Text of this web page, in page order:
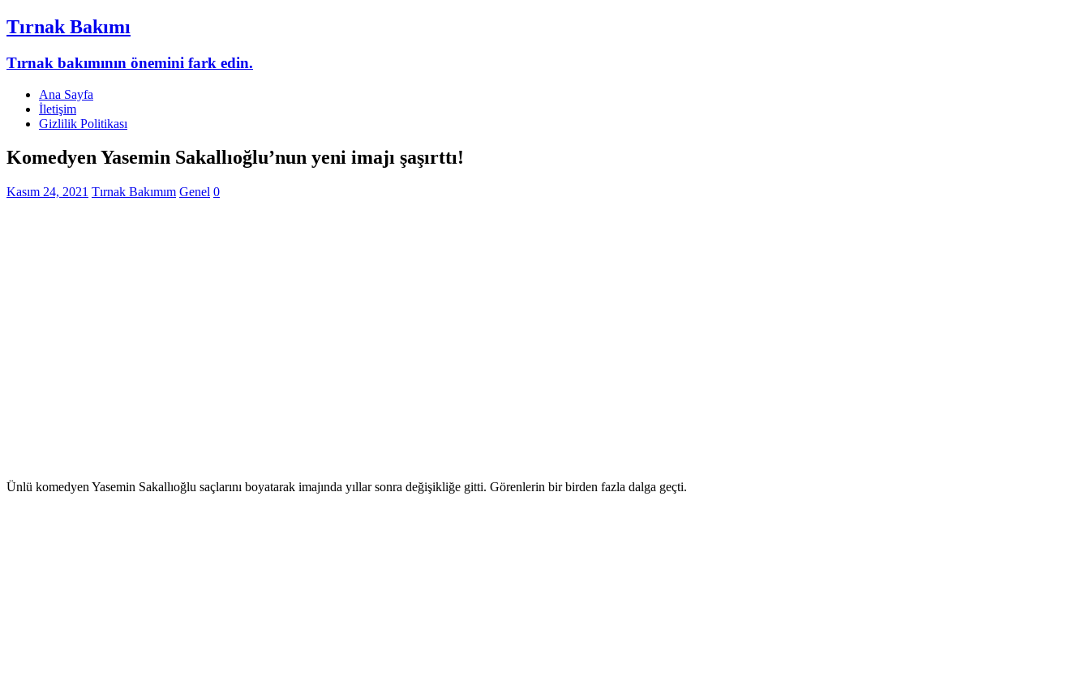
Tırnak Bakımı
Tırnak bakımının önemini fark edin.
Ana Sayfa
İletişim
Gizlilik Politikası
Komedyen Yasemin Sakallıoğlu’nun yeni imajı şaşırttı!
Kasım 24, 2021 Tırnak Bakımım Genel 0
Ünlü komedyen Yasemin Sakallıoğlu saçlarını boyatarak imajında yıllar sonra değişikliğe gitti. Görenlerin bir birden fazla dalga geçti.